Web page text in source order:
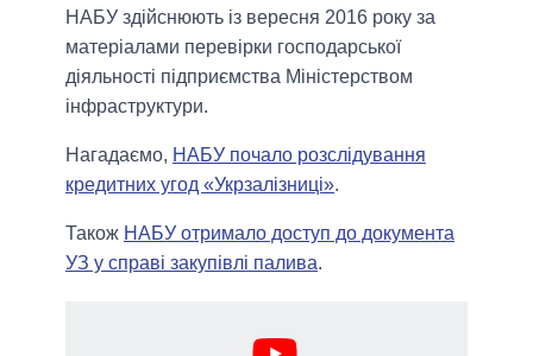
НАБУ здійснюють із вересня 2016 року за
матеріалами перевірки господарської
діяльності підприємства Міністерством
інфраструктури.
Нагадаємо, НАБУ почало розслідування
кредитних угод «Укрзалізниці».
Також НАБУ отримало доступ до документа
УЗ у справі закупівлі палива.